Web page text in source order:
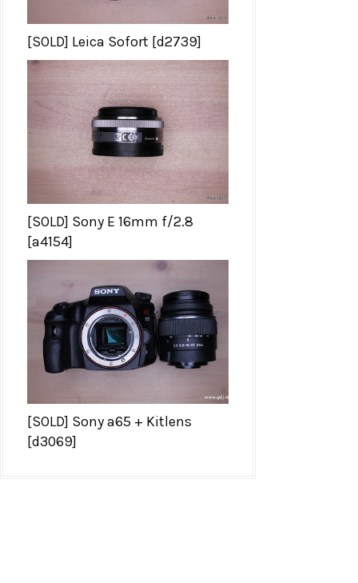
[SOLD] Leica Sofort [d2739]
[SOLD] Sony E 16mm f/2.8
[a4154]
[SOLD] Sony a65 + Kitlens
[d3069]